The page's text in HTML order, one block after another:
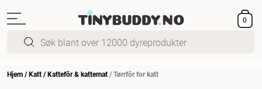
0
Hjem/Katt/Kattefôr & kattemat/Tørrfôr for katt